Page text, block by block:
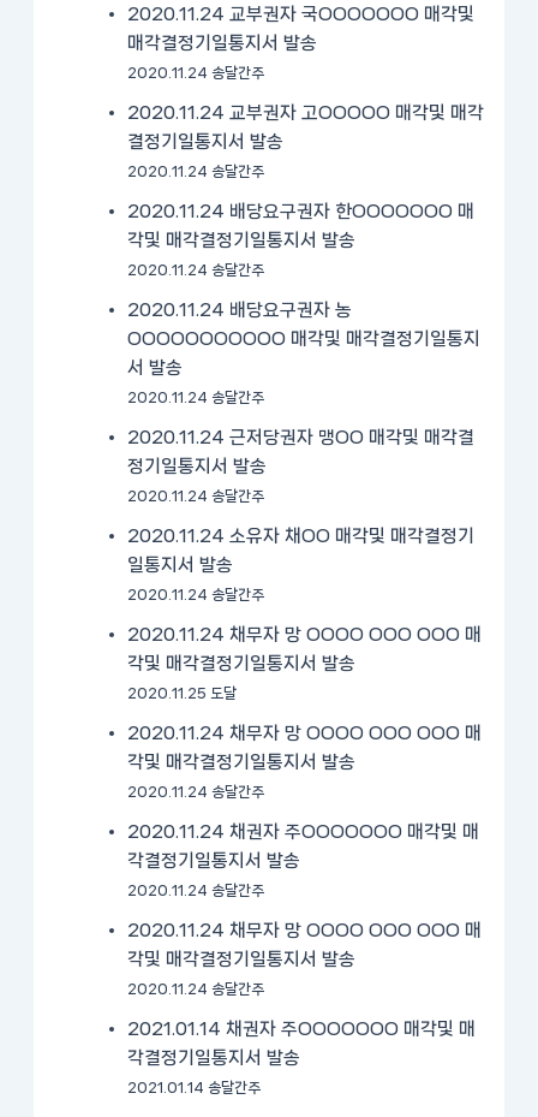
2020.11.24 교부권자 국OOOOOOO 매각및
매각결정기일통지서 발송
2020.11.24 송달간주
2020.11.24 교부권자 고OOOOO 매각및 매각
결정기일통지서 발송
2020.11.24 송달간주
2020.11.24 배당요구권자 한OOOOOOO 매
각및 매각결정기일통지서 발송
2020.11.24 송달간주
2020.11.24 배당요구권자 농
OOOOOOOOOOO 매각및 매각결정기일통지
서 발송
2020.11.24 송달간주
2020.11.24 근저당권자 맹OO 매각및 매각결
정기일통지서 발송
2020.11.24 송달간주
2020.11.24 소유자 채OO 매각및 매각결정기
일통지서 발송
2020.11.24 송달간주
2020.11.24 채무자 망 OOOO OOO OOO 매
각및 매각결정기일통지서 발송
2020.11.25 도달
2020.11.24 채무자 망 OOOO OOO OOO 매
각및 매각결정기일통지서 발송
2020.11.24 송달간주
2020.11.24 채권자 주OOOOOOO 매각및 매
각결정기일통지서 발송
2020.11.24 송달간주
2020.11.24 채무자 망 OOOO OOO OOO 매
각및 매각결정기일통지서 발송
2020.11.24 송달간주
2021.01.14 채권자 주OOOOOOO 매각및 매
각결정기일통지서 발송
2021.01.14 송달간주